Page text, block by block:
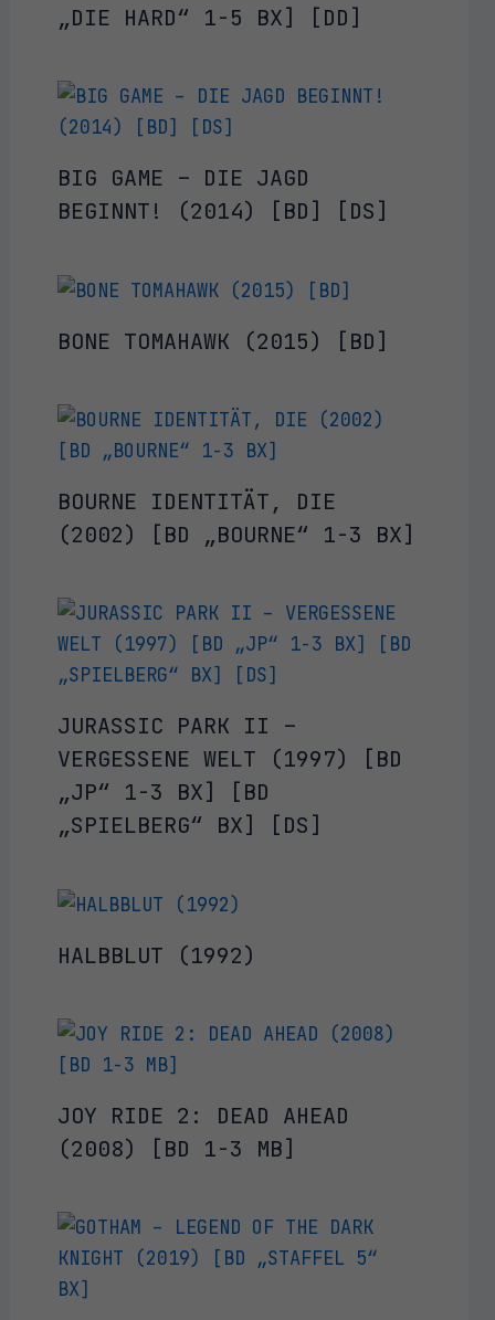
„DIE HARD“ 1-5 BX] [DD]
BIG GAME – DIE JAGD
BEGINNT! (2014) [BD] [DS]
BONE TOMAHAWK (2015) [BD]
BOURNE IDENTITÄT, DIE
(2002) [BD „BOURNE“ 1-3 BX]
JURASSIC PARK II –
VERGESSENE WELT (1997) [BD
„JP“ 1-3 BX] [BD
„SPIELBERG“ BX] [DS]
HALBBLUT (1992)
JOY RIDE 2: DEAD AHEAD
(2008) [BD 1-3 MB]